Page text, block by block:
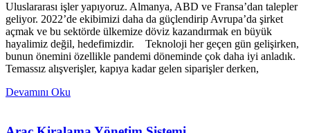
Uluslararası işler yapıyoruz. Almanya, ABD ve Fransa’dan talepler
geliyor. 2022’de ekibimizi daha da güçlendirip Avrupa’da şirket
açmak ve bu sektörde ülkemize döviz kazandırmak en büyük
hayalimiz değil, hedefimizdir. Teknoloji her geçen gün gelişirken,
bunun önemini özellikle pandemi döneminde çok daha iyi anladık.
Temassız alışverişler, kapıya kadar gelen siparişler derken,
Devamını Oku